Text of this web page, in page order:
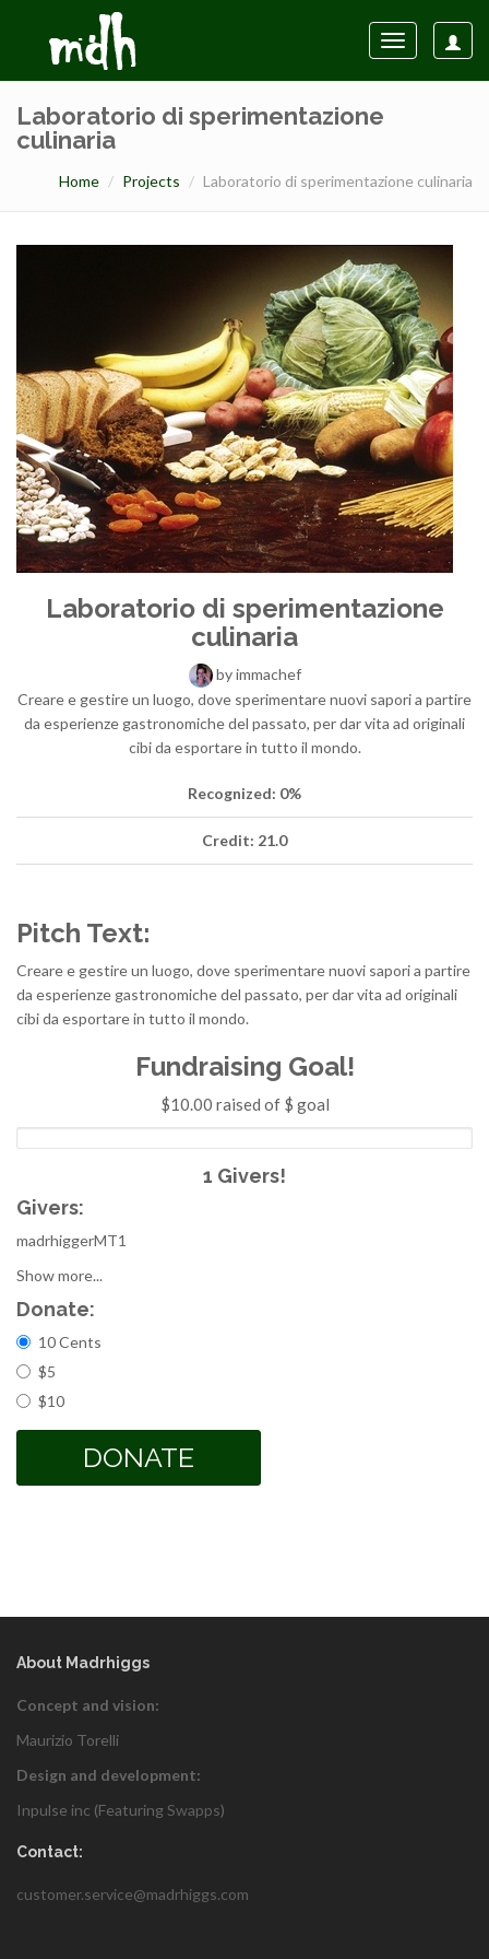
Toggle
Laboratorio di sperimentazione
culinaria
Home Projects Laboratorio di sperimentazione culinaria
Laboratorio di sperimentazione
culinaria
byimmachef
Creare e gestire un luogo, dove sperimentare nuovi sapori a partire
da esperienze gastronomiche del passato, per dar vita ad originali
cibi da esportare in tutto il mondo.
Recognized: 0%
Credit: 21.0
Pitch Text:
Creare e gestire un luogo, dove sperimentare nuovi sapori a partire
da esperienze gastronomiche del passato, per dar vita ad originali
cibi da esportare in tutto il mondo.
Fundraising Goal!
$10.00 raised of $ goal
1 Givers!
Givers:
madrhiggerMT1
Show more...
Donate:
Choices
10 Cents
$5
$10
DONATE
About Madrhiggs
Concept and vision:
Maurizio Torelli
Design and development:
Inpulse inc (FeaturingSwapps)
Contact:
customer.service@madrhiggs.com